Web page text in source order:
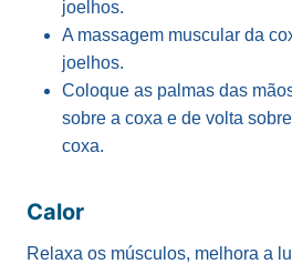
joelhos.
A massagem muscular da
joelhos.
Coloque as palmas das
sobre a coxa e de volta
coxa.
Calor
Relaxa os músculos, melhora a